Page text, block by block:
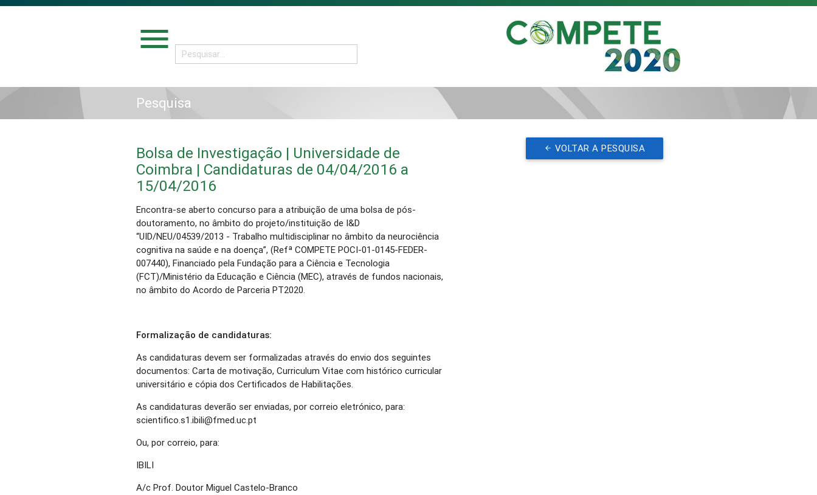
menu
Pesquisa
Bolsa de Investigação | Universidade de
Coimbra | Candidaturas de 04/04/2016 a
15/04/2016
Encontra-se aberto concurso para a atribuição de uma bolsa de pós-
doutoramento, no âmbito do projeto/instituição de I&D
“UID/NEU/04539/2013 - Trabalho multidisciplinar no âmbito da neurociência
cognitiva na saúde e na doença”, (Refª COMPETE POCI-01-0145-FEDER-
007440), Financiado pela Fundação para a Ciência e Tecnologia
(FCT)/Ministério da Educação e Ciência (MEC), através de fundos nacionais,
no âmbito do Acordo de Parceria PT2020.
Formalização de candidaturas:
As candidaturas devem ser formalizadas através do envio dos seguintes
documentos: Carta de motivação, Curriculum Vitae com histórico curricular
universitário e cópia dos Certificados de Habilitações.
As candidaturas deverão ser enviadas, por correio eletrónico, para:
scientifico.s1.ibili@fmed.uc.pt
Ou, por correio, para:
IBILI
A/c Prof. Doutor Miguel Castelo-Branco
VOLTAR A PESQUISA